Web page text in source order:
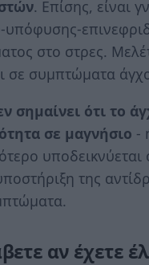
. Επίσης, είναι
στο στρες.
σε συμπτώματα
σημαίνει ότι το
σε μαγνήσιο -
της
αν έχετε